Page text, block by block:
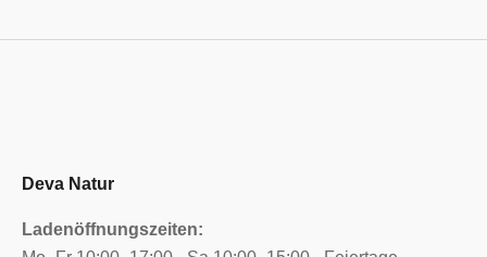
Deva Natur
Ladenöffnungszeiten: